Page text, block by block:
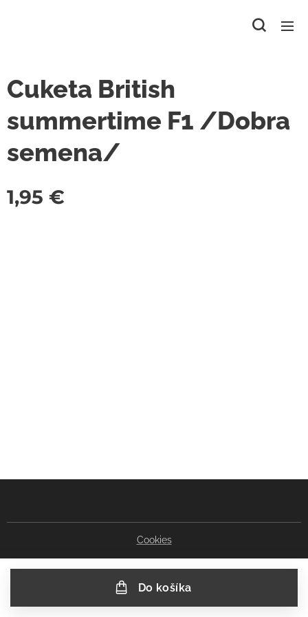
Cuketa British
summertime F1 /Dobra
semena/
1,95 €
Do košíka
Cookies